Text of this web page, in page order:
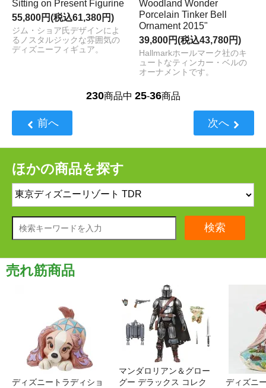
Sitting on Present Figurine
55,800円(税込61,380円)
ジム・ショア氏デザインによ
るノスタルジックな雰囲気の
ディズニーフィギュア。
Woodland Wonder
Porcelain Tinker Bell
Ornament 2015"
39,800円(税込43,780円)
Hallmarkホールマーク社のキ
ュートなティンカー・ベルの
オーナメントです。
230商品中 25-36商品
前へ 次へ
ほかの商品を探す
検索
売れ筋商品
ディズニートラディショ
マンダロリアン＆グロー
グー デラックス コレク
ディズニ